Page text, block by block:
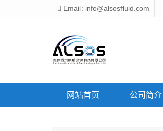
Email: info@alsosfluid.com
网站首页 公司简介